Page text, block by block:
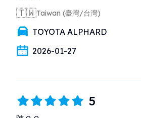
🇹🇼Taiwan (臺灣/台灣)
TOYOTA ALPHARD
2026-01-27
5